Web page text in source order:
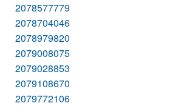
2078577779
2078704046
2078979820
2079008075
2079028853
2079108670
2079772106